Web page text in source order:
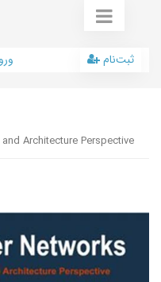
ثبت‌نام
Architecture Perspective